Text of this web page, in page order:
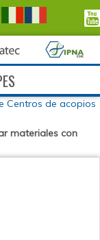
Centros de acopios
materiales con